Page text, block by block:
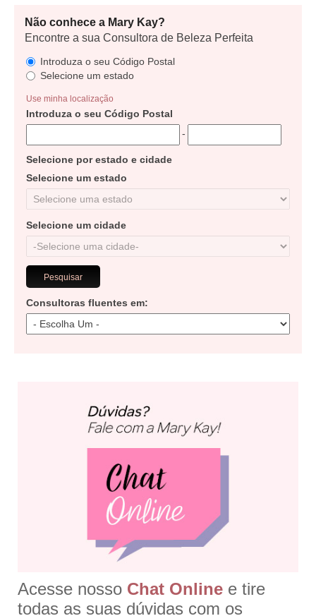
Não conhece a Mary Kay?
Encontre a sua Consultora de Beleza Perfeita
Introduza o seu Código Postal
Selecione um estado
Use minha localização
Introduza o seu Código Postal
Selecione por estado e cidade
Selecione um estado
Selecione um cidade
Consultoras fluentes em:
Acesse nosso Chat Online e tire
todas as suas dúvidas com os